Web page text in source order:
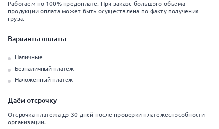
Работаем по 100% предоплате. При заказе большого объема
продукции оплата может быть осуществлена по факту получения
груза.
Варианты оплаты
Наличные
Безналичный платеж
Наложенный платеж
Даём отсрочку
Отсрочка платежа до 30 дней после проверки платежеспособности
организации.